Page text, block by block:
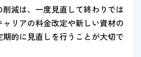
減は、一度見直して終わりでは
リアの料金改定や新しい資材の
的に見直しを行うことが大切で